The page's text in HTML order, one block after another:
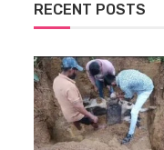
RECENT POSTS